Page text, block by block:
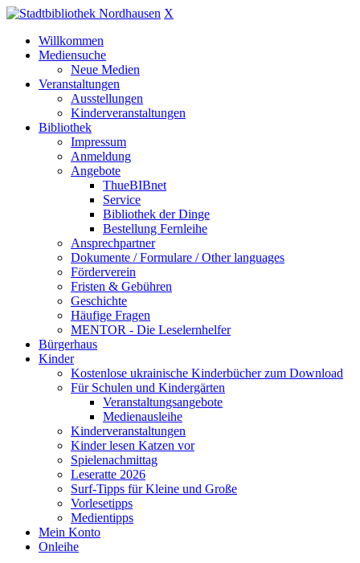
X
Willkommen
Mediensuche
Neue Medien
Veranstaltungen
Ausstellungen
Kinderveranstaltungen
Bibliothek
Impressum
Anmeldung
Angebote
ThueBIBnet
Service
Bibliothek der Dinge
Bestellung Fernleihe
Ansprechpartner
Dokumente / Formulare / Other languages
Förderverein
Fristen & Gebühren
Geschichte
Häufige Fragen
MENTOR - Die Leselernhelfer
Bürgerhaus
Kinder
Kostenlose ukrainische Kinderbücher zum Download
Für Schulen und Kindergärten
Veranstaltungsangebote
Medienausleihe
Kinderveranstaltungen
Kinder lesen Katzen vor
Spielenachmittag
Leseratte 2026
Surf-Tipps für Kleine und Große
Vorlesetipps
Medientipps
Mein Konto
Onleihe